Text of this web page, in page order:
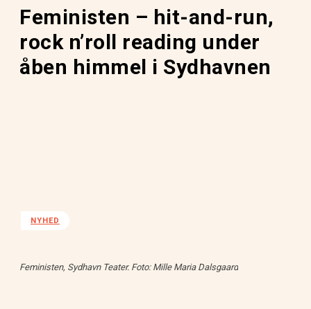
Feministen – hit-and-run,
rock n’roll reading under
åben himmel i Sydhavnen
NYHED
Feministen, Sydhavn Teater. Foto: Mille Maria Dalsgaard